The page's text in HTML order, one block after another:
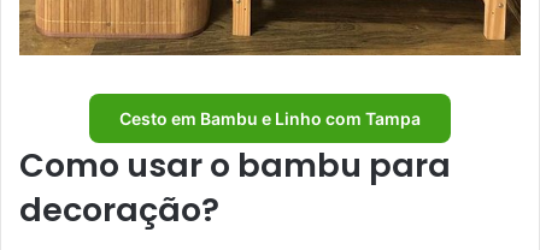
Cesto em Bambu e Linho com Tampa
Como usar o bambu para
decoração?